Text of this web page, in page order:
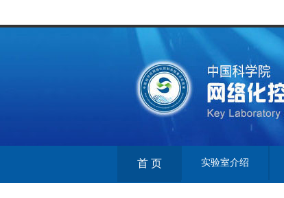
首 页 实验室介绍